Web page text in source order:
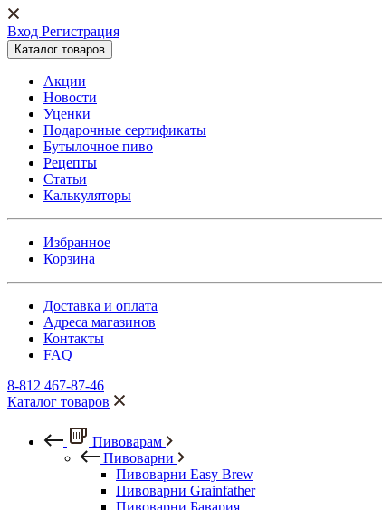
Вход Регистрация
Каталог товаров
Акции
Новости
Уценки
Подарочные сертификаты
Бутылочное пиво
Рецепты
Статьи
Калькуляторы
Избранное
Корзина
Доставка и оплата
Адреса магазинов
Контакты
FAQ
8-812 467-87-46
Каталог товаров
Пивоварам
Пивоварни
Пивоварни Easy Brew
Пивоварни Grainfather
Пивоварни Бавария